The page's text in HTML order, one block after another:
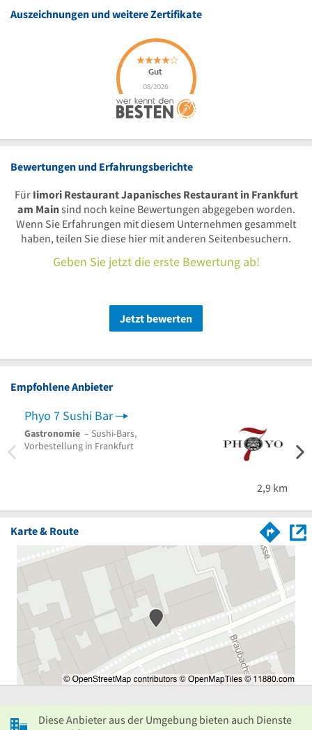
Auszeichnungen und weitere Zertifikate
Bewertungen und Erfahrungsberichte
Für Iimori Restaurant Japanisches Restaurant in Frankfurt
am Mainsind noch keine Bewertungen abgegeben worden.
Wenn Sie Erfahrungen mit diesem Unternehmen gesammelt
haben, teilen Sie diese hier mit anderen Seitenbesuchern.
Geben Sie jetzt die erste Bewertung ab!
Jetzt bewerten
Empfohlene Anbieter
Phyo 7 Sushi Bar
Gastronomie – Sushi-Bars,
Vorbestellung in Frankfurt
2,9 km
Karte & Route
Diese Anbieter aus der Umgebung bieten auch Dienste